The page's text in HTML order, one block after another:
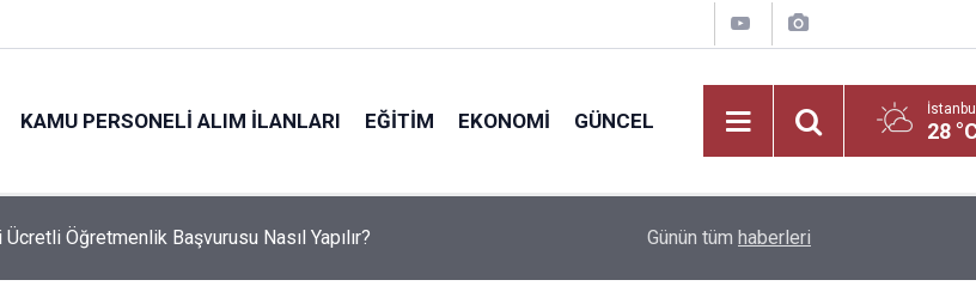
KAMU PERSONELI ALIM İLANLARI EĞITIM EKONOMI GÜNCEL 28
Alım Fiyatlarını Açıkladı: Giresun 255 TL, Levant
Nereden Yapılacak?
Günün tüm haberleri